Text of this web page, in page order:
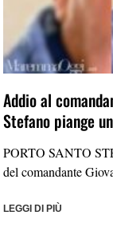
Addio al
Stefano piange
PORTO SANTO
del comandante
LEGGI DI PIÙ